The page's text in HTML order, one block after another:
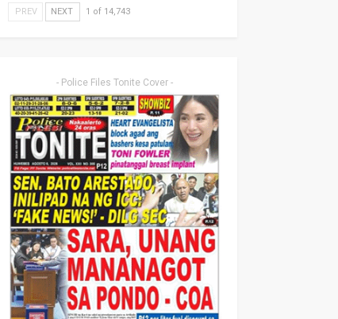
PREV NEXT 1 of 14,743
- Police Files Tonite Cover -